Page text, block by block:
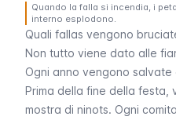
Quando la falla si incendia, i
interno esplodono.
Quali fallas vengono
Non tutto viene dato alle
Ogni anno vengono salvate
Prima della fine della festa,
mostra di ninots. Ogni